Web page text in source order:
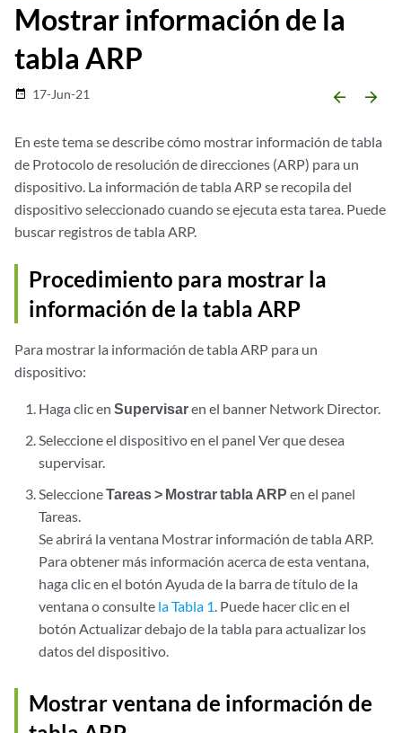
Mostrar información de la
tabla ARP
date_range 17-Jun-21 arrow_backward arrow_forward
En este tema se describe cómo mostrar información de tabla
de Protocolo de resolución de direcciones (ARP) para un
dispositivo. La información de tabla ARP se recopila del
dispositivo seleccionado cuando se ejecuta esta tarea. Puede
buscar registros de tabla ARP.
Procedimiento para mostrar la
información de la tabla ARP
Para mostrar la información de tabla ARP para un
dispositivo:
Haga clic enSupervisaren el banner Network Director.
Seleccione el dispositivo en el panel Ver que desea
supervisar.
SeleccioneTareas > Mostrar tabla ARP en el panel
Tareas.
Se abrirá la ventana Mostrar información de tabla ARP.
Para obtener más información acerca de esta ventana,
haga clic en el botón Ayuda de la barra de título de la
ventana o consulte la Tabla 1. Puede hacer clic en el
botón Actualizar debajo de la tabla para actualizar los
datos del dispositivo.
Mostrar ventana de información de